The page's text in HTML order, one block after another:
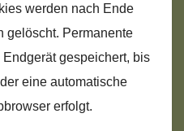
werden nach Ende
gelöscht. Permanente
gespeichert, bis
eine automatische
erfolgt.